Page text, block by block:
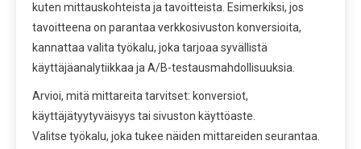
kuten mittauskohteista ja tavoitteista. Esimerkiksi, jos
tavoitteena on parantaa verkkosivuston konversioita,
kannattaa valita työkalu, joka tarjoaa syvällistä
käyttäjäanalytiikkaa ja A/B-testausmahdollisuuksia.
Arvioi, mitä mittareita tarvitset: konversiot,
käyttäjätyytyväisyys tai sivuston käyttöaste.
Valitse työkalu, joka tukee näiden mittareiden seurantaa.